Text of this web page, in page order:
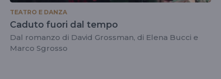
TEATRO E DANZA
Caduto fuori dal tempo
Dal romanzo di David Grossman, di Elena Bucci e
Marco Sgrosso